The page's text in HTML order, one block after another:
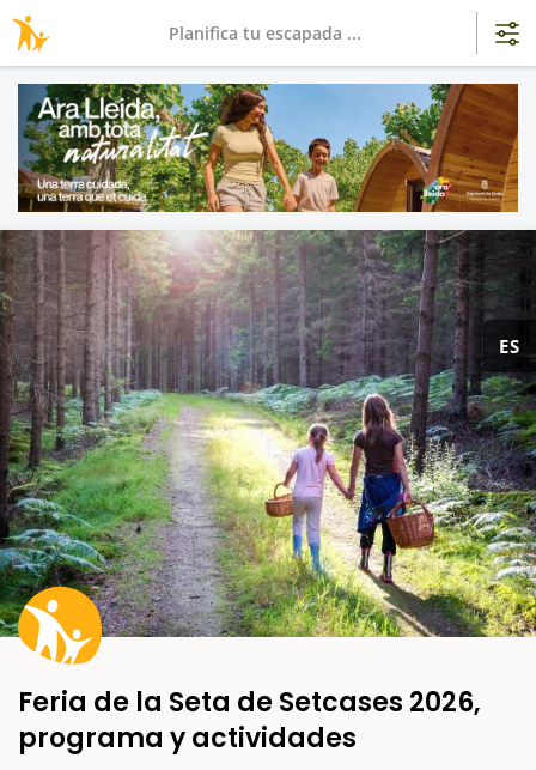
ES
Feria de la Seta de Setcases 2026,
programa y actividades
Planifica tu escapada ...